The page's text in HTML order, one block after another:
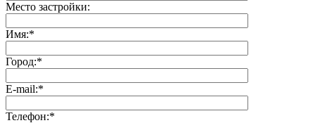
Место застройки:
Имя:*
Город:*
E-mail:*
Телефон:*